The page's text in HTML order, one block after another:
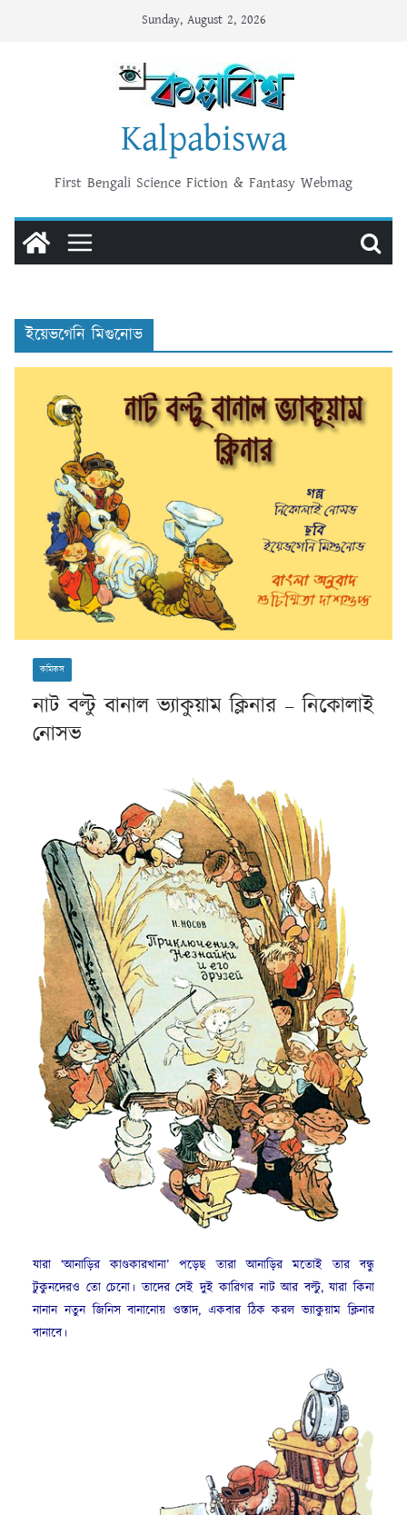
Sunday, August 2, 2026
Kalpabiswa
First Bengali Science Fiction & Fantasy Webmag
ইয়েভগেনি মিগুনোভ
কমিকস
নাট বল্টু বানাল ভ্যাকুয়াম ক্লিনার – নিকোলাই
নোসভ
যারা ‘আনাড়ির কাণ্ডকারখানা’ পড়েছ তারা আনাড়ির মতোই তার বন্ধু
টুকুনদেরও তো চেনো। তাদের সেই দুই কারিগর নাট আর বল্টু, যারা কিনা
নানান নতুন জিনিস বানানোয় ওস্তাদ, একবার ঠিক করল ভ্যাকুয়াম ক্লিনার
বানাবে।